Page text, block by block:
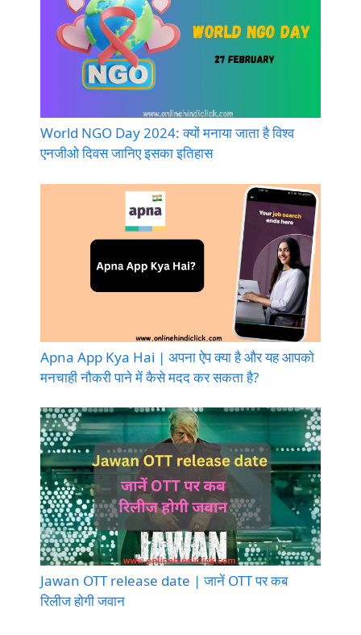
World NGO Day 2024: क्यों मनाया जाता है विश्व
एनजीओ दिवस जानिए इसका इतिहास
Apna App Kya Hai | अपना ऐप क्या है और यह आपको
मनचाही नौकरी पाने में कैसे मदद कर सकता है?
Jawan OTT release date | जानें OTT पर कब
रिलीज होगी जवान